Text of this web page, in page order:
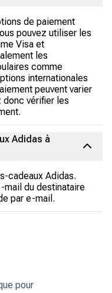
de paiement
pouvez utiliser les
Visa et
les
comme
internationales
peuvent varier
vérifier les
Adidas à
cadeaux Adidas.
mail du destinataire
par e-mail.
pour